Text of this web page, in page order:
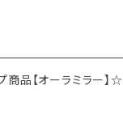
品【オーラミラー】☆